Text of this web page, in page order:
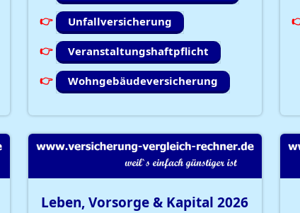
Unfallversicherung
Veranstaltungshaftpflicht
Wohngebäudeversicherung
Leben, Vorsorge & Kapital2026